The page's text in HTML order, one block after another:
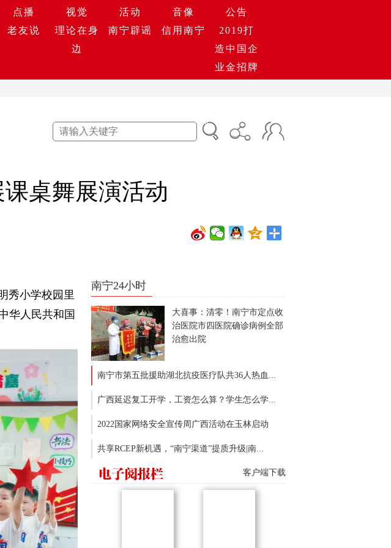
点播 视觉 活动 音像
公告
老友说
理论在身
边
南宁辟谣 信用南宁
2019打
造中国企
业金招牌
桌舞展演活动
秀小学校园里
华人民共和国
南宁24小时
大喜事：清零！南宁市定点收
治医院市四医院确诊病例全部
治愈出院
南宁市第五批援助湖北抗疫医疗队共36人热血...
广西延迟复工开学，工资怎么算？学生怎么学...
2022国家网络安全宣传周广西活动在玉林启动
共享RCEP新机遇，“南宁渠道”提质升级|南...
客户端下载